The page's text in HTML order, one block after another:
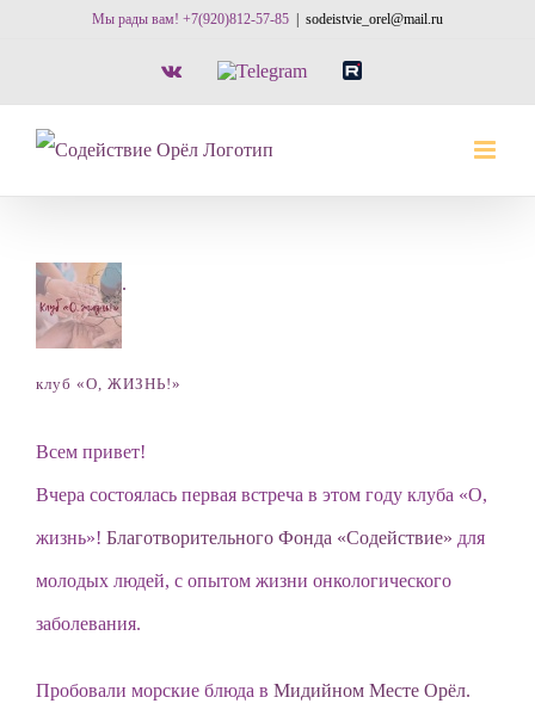
content
Мы рады вам! +7(920)812-57-85 sodeistvie_orel@mail.ru
Vk Telegram RuTube
.
клуб «О, ЖИЗНЬ!»
Всем привет!
Вчера состоялась первая встреча в этом году клуба «О,
жизнь»! Благотворительного Фонда «Содействие» для
молодых людей, с опытом жизни онкологического
заболевания.
Пробовали морские блюда в Мидийном Месте Орёл.